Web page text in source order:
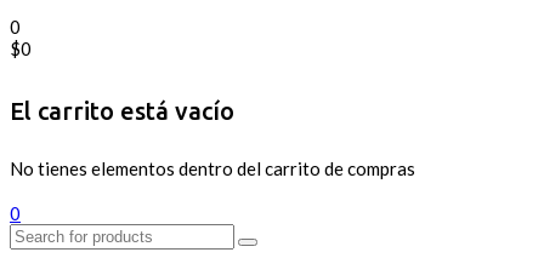
0
$0
El carrito está vacío
No tienes elementos dentro del carrito de compras
0